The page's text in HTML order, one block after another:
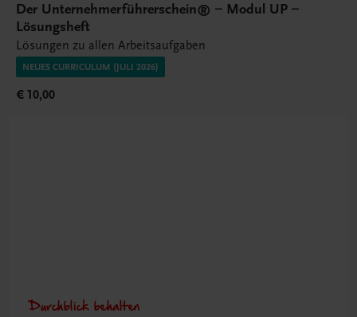
Der Unternehmerführerschein® – Modul UP –
Lösungsheft
Lösungen zu allen Arbeitsaufgaben
NEUES CURRICULUM (JULI 2026)
€ 10,00
Durchblick behalten